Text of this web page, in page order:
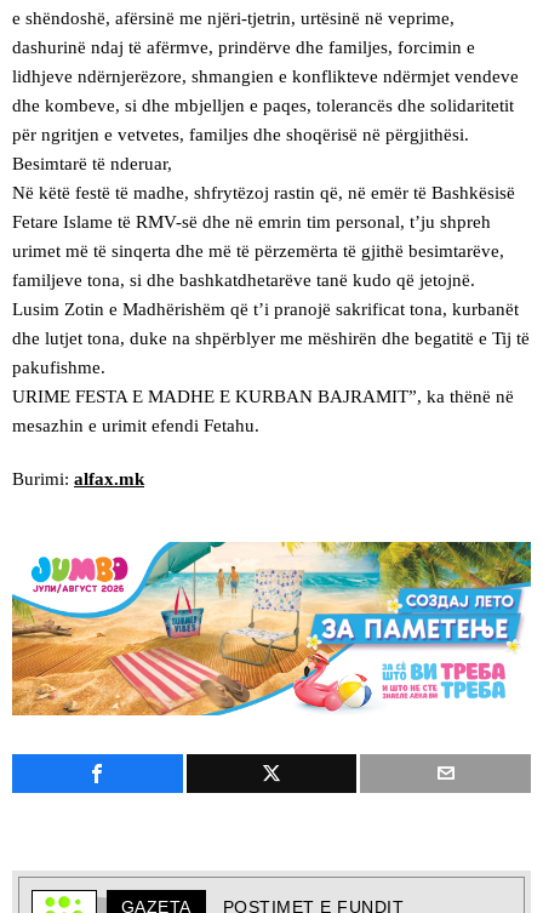
e shëndoshë, afërsinë me njëri-tjetrin, urtësinë në veprime,
dashurinë ndaj të afërmve, prindërve dhe familjes, forcimin e
lidhjeve ndërnjerëzore, shmangien e konflikteve ndërmjet vendeve
dhe kombeve, si dhe mbjelljen e paqes, tolerancës dhe solidaritetit
për ngritjen e vetvetes, familjes dhe shoqërisë në përgjithësi.
Besimtarë të nderuar,
Në këtë festë të madhe, shfrytëzoj rastin që, në emër të Bashkësisë
Fetare Islame të RMV-së dhe në emrin tim personal, t’ju shpreh
urimet më të sinqerta dhe më të përzemërta të gjithë besimtarëve,
familjeve tona, si dhe bashkatdhetarëve tanë kudo që jetojnë.
Lusim Zotin e Madhërishëm që t’i pranojë sakrificat tona, kurbanët
dhe lutjet tona, duke na shpërblyer me mëshirën dhe begatitë e Tij të
pakufishme.
URIME FESTA E MADHE E KURBAN BAJRAMIT”, ka thënë në
mesazhin e urimit efendi Fetahu.
Burimi: alfax.mk
GAZETA POSTIMET E FUNDIT